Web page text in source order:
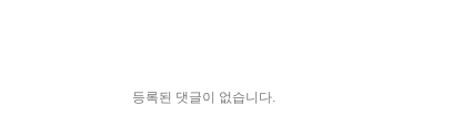
등록된 댓글이 없습니다.